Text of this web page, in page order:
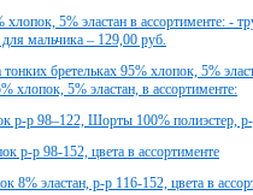
хлопок, 5% эластан в ассортименте: -
мальчика – 129,00 руб.
бретельках 95% хлопок, 5%
5% эластан, в ассортименте:
р-р 98–122, Шорты 100% полиэстер,
р-р 98-152, цвета в ассортименте
8% эластан, р-р 116-152, цвета в